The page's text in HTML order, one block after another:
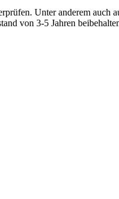
Unter anderem auch
von 3-5 Jahren